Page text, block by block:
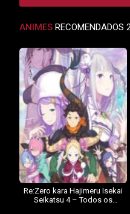
ANIMES RECOMENDADOS
Re:Zero kara Hajimeru Isekai
Seikatsu 4 – Todos os